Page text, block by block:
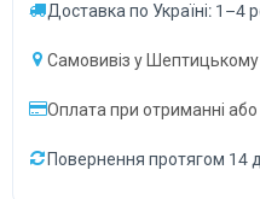
Доставка по Україні: 1–4
Самовивіз у Шептицькому
Оплата при отриманні або
Повернення протягом 14